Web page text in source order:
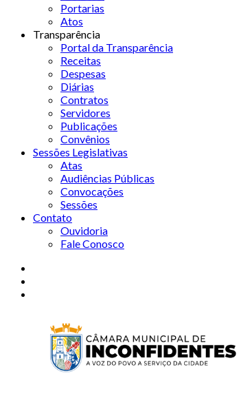
Portarias
Atos
Transparência
Portal da Transparência
Receitas
Despesas
Diárias
Contratos
Servidores
Publicações
Convênios
Sessões Legislativas
Atas
Audiências Públicas
Convocações
Sessões
Contato
Ouvidoria
Fale Conosco